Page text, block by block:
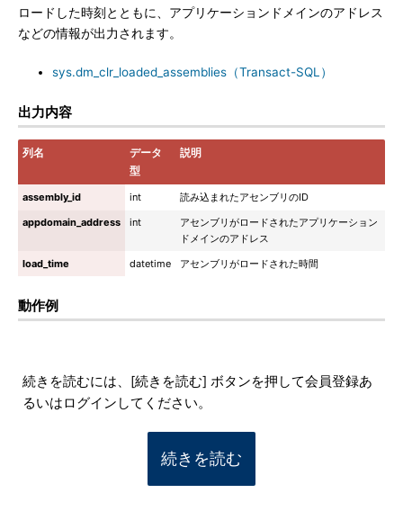
ロードした時刻とともに、アプリケーションドメインのアドレス
などの情報が出力されます。
sys.dm_clr_loaded_assemblies（Transact-SQL）
出力内容
列名
データ
型
説明
assembly_id int
読み込まれたアセンブリのID
appdomain_address
int
アセンブリがロードされたアプリケーション
ドメインのアドレス
load_time
datetime アセンブリがロードされた時間
動作例
続きを読むには、[続きを読む] ボタンを押して会員登録あ
るいはログインしてください。
続きを読む